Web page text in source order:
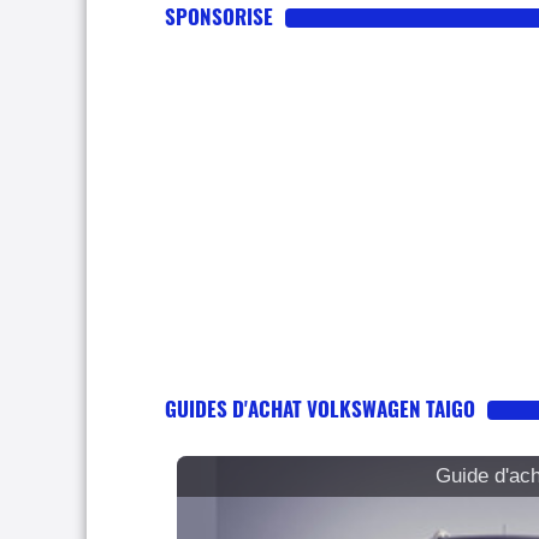
SPONSORISE
GUIDES D'ACHAT VOLKSWAGEN TAIGO
Guide